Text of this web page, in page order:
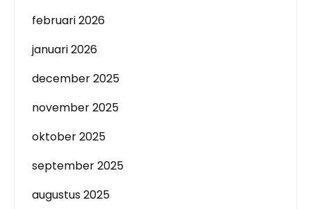
februari 2026
januari 2026
december 2025
november 2025
oktober 2025
september 2025
augustus 2025